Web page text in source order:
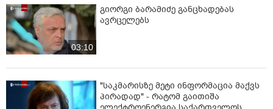
03:10
გიორგი ბარამიძე განცხადებას
ავრცელებს
"საკმარისზე მეტი ინფორმაცია მაქვს
პირადად" - რატომ გაითიშა